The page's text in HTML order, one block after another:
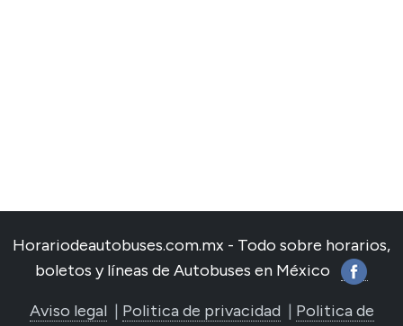
Horariodeautobuses.com.mx - Todo sobre horarios,
boletos y líneas de Autobuses en México
Aviso legal| Politica de privacidad | Politica de